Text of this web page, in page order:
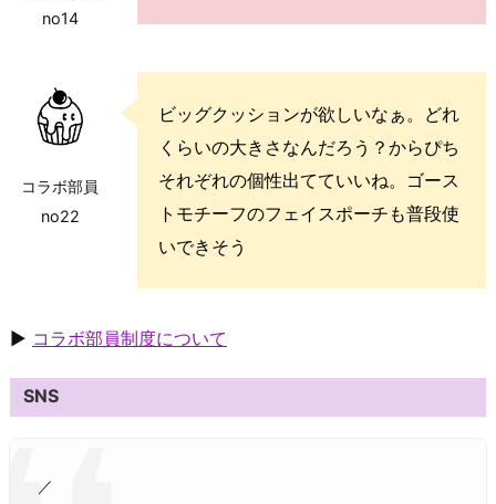
no14
コラボ部員
no22
ビッグクッションが欲しいなぁ。どれ
くらいの大きさなんだろう？からぴち
それぞれの個性出てていいね。ゴース
トモチーフのフェイスポーチも普段使
いできそう
▶ コラボ部員制度について
SNS
／